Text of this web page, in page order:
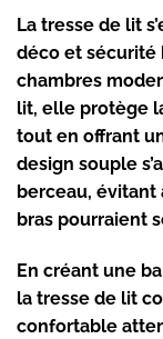
La tresse de lit
déco et sécurité
chambres
lit, elle protège
tout en offrant
design souple
berceau, évitant
bras pourraient
En créant une
la tresse de lit
confortable